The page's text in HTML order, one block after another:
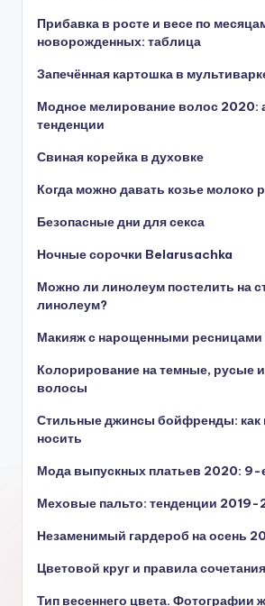
Прибавка в росте и весе по
новорожденных: таблица
Запечённая картошка в
Модное мелирование волос 2020:
тенденции
Свиная корейка в духовке
Когда можно давать козье молоко
Безопасные дни для секса
Ночные сорочки Belarusachka
Можно ли линолеум постелить на
линолеум?
Макияж с нарощенными ресницами
Колорирование на темные, русые
волосы
Стильные джинсы бойфренды: как
носить
Мода выпускных платьев 2020: 9-
Меховые пальто: тенденции 2019-
Незаменимый гардероб на осень
Цветовой круг и правила
Тип весеннего цвета. Фотографии